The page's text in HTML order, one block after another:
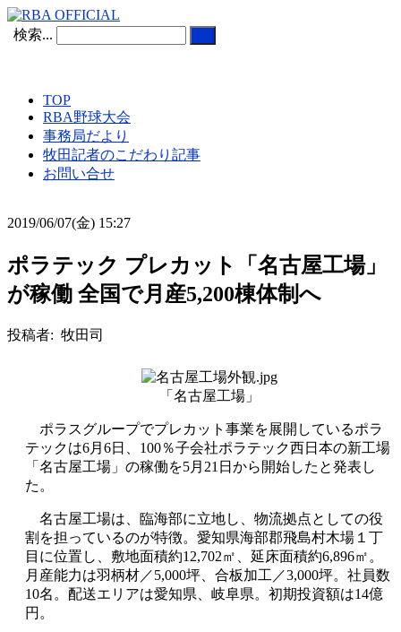
検索...
TOP
RBA野球大会
事務局だより
牧田記者のこだわり記事
お問い合せ
2019/06/07(金) 15:27
ポラテック プレカット「名古屋工場」
が稼働 全国で月産5,200棟体制へ
投稿者: 牧田司
「名古屋工場」
ポラスグループでプレカット事業を展開しているポラ
テックは6月6日、100％子会社ポラテック西日本の新工場
「名古屋工場」の稼働を5月21日から開始したと発表し
た。
名古屋工場は、臨海部に立地し、物流拠点としての役
割を担っているのが特徴。愛知県海部郡飛島村木場１丁
目に位置し、敷地面積約12,702㎡、延床面積約6,896㎡。
月産能力は羽柄材／5,000坪、合板加工／3,000坪。社員数
10名。配送エリアは愛知県、岐阜県。初期投資額は14億
円。